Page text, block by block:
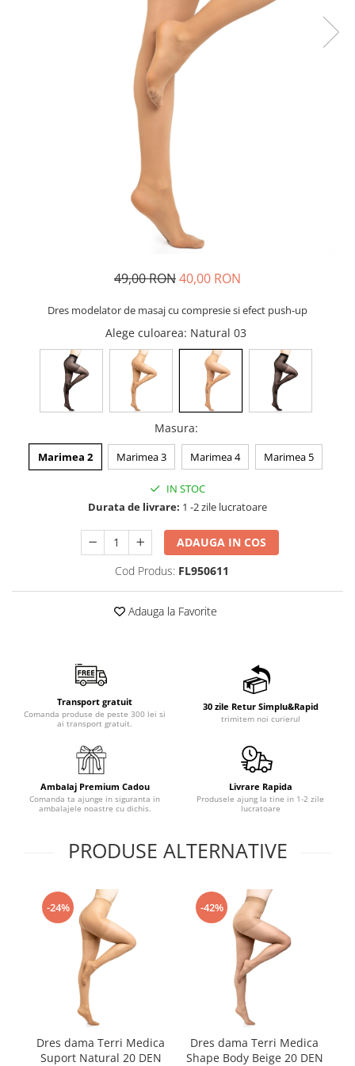
49,00 RON40,00 RON
Dres modelator de masaj cu compresie si efect push-up
Alege culoarea: Natural 03
Masura:
Marimea 2 Marimea 3 Marimea 4 Marimea 5
IN STOC
Durata de livrare: 1 -2 zile lucratoare
ADAUGA IN COS
Cod Produs: FL950611
Adauga la Favorite
Transport gratuit
Comanda produse de peste 300 lei si
ai transport gratuit.
30 zile Retur Simplu&Rapid
trimitem noi curierul
Ambalaj Premium Cadou
Comanda ta ajunge in siguranta in
ambalajele noastre cu dichis.
Livrare Rapida
Produsele ajung la tine in 1-2 zile
lucratoare
PRODUSE ALTERNATIVE
-24%
Dres dama Terri Medica
Suport Natural 20 DEN
-42%
Dres dama Terri Medica
Shape Body Beige 20 DEN